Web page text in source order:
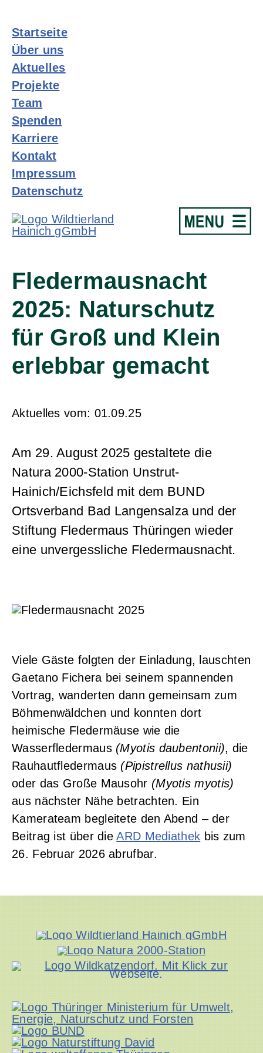
Startseite
Über uns
Aktuelles
Projekte
Team
Spenden
Karriere
Kontakt
Impressum
Datenschutz
Fledermausnacht
2025: Naturschutz
für Groß und Klein
erlebbar gemacht
Aktuelles vom: 01.09.25
Am 29. August 2025 gestaltete die
Natura 2000-Station Unstrut-
Hainich/Eichsfeld mit dem BUND
Ortsverband Bad Langensalza und der
Stiftung Fledermaus Thüringen wieder
eine unvergessliche Fledermausnacht.
Viele Gäste folgten der Einladung, lauschten
Gaetano Fichera bei seinem spannenden
Vortrag, wanderten dann gemeinsam zum
Böhmenwäldchen und konnten dort
heimische Fledermäuse wie die
Wasserfledermaus (Myotis daubentonii), die
Rauhautfledermaus (Pipistrellus nathusii)
oder das Große Mausohr (Myotis myotis)
aus nächster Nähe betrachten. Ein
Kamerateam begleitete den Abend – der
Beitrag ist über dieARD Mediathek bis zum
26. Februar 2026 abrufbar.